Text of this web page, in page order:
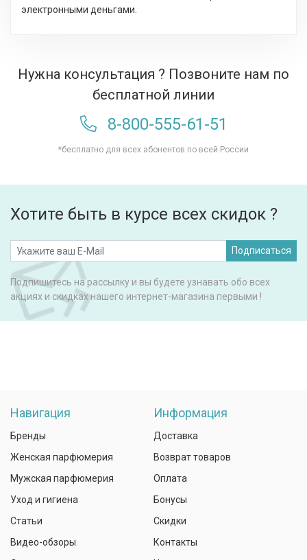
электронными деньгами.
Нужна консультация ? Позвоните нам по
бесплатной линии
8-800-555-61-51
*бесплатно для всех абонентов по всей России
Хотите быть в курсе всех скидок ?
Подписаться
Подпишитесь на рассылку и вы будете узнавать обо всех
акциях и скидках нашего интернет-магазина первыми !
Навигация
Бренды
Женская парфюмерия
Мужская парфюмерия
Уход и гигиена
Статьи
Видео-обзоры
Информация
Доставка
Возврат товаров
Оплата
Бонусы
Скидки
Контакты